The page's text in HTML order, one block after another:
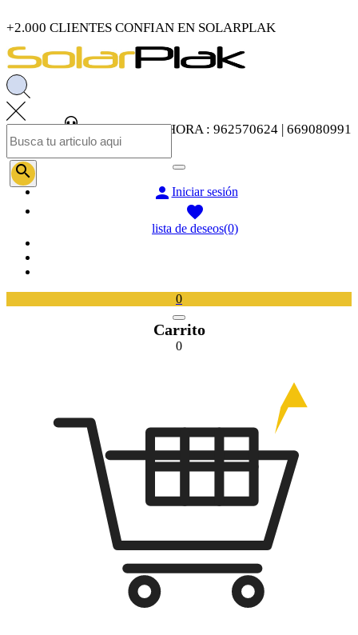
+2.000 CLIENTES CONFIAN EN SOLARPLAK
LLAMENOS AHORA : 962570624 | 669080991

Iniciar sesión

lista de deseos(0)
0
Carrito
0